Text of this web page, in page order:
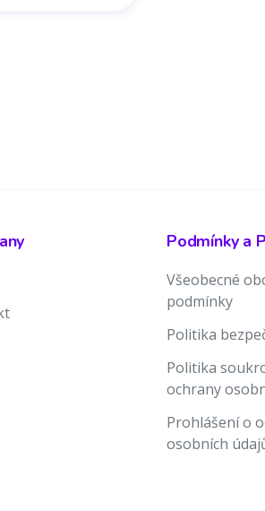
Podmínky a
Všeobecné
podmínky
Politika
Politika
ochrany
Prohlášení o
osobních